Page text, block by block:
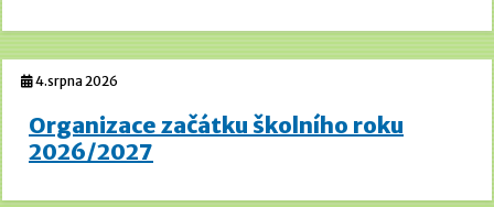
4.srpna 2026
Organizace začátku školního roku
2026/2027